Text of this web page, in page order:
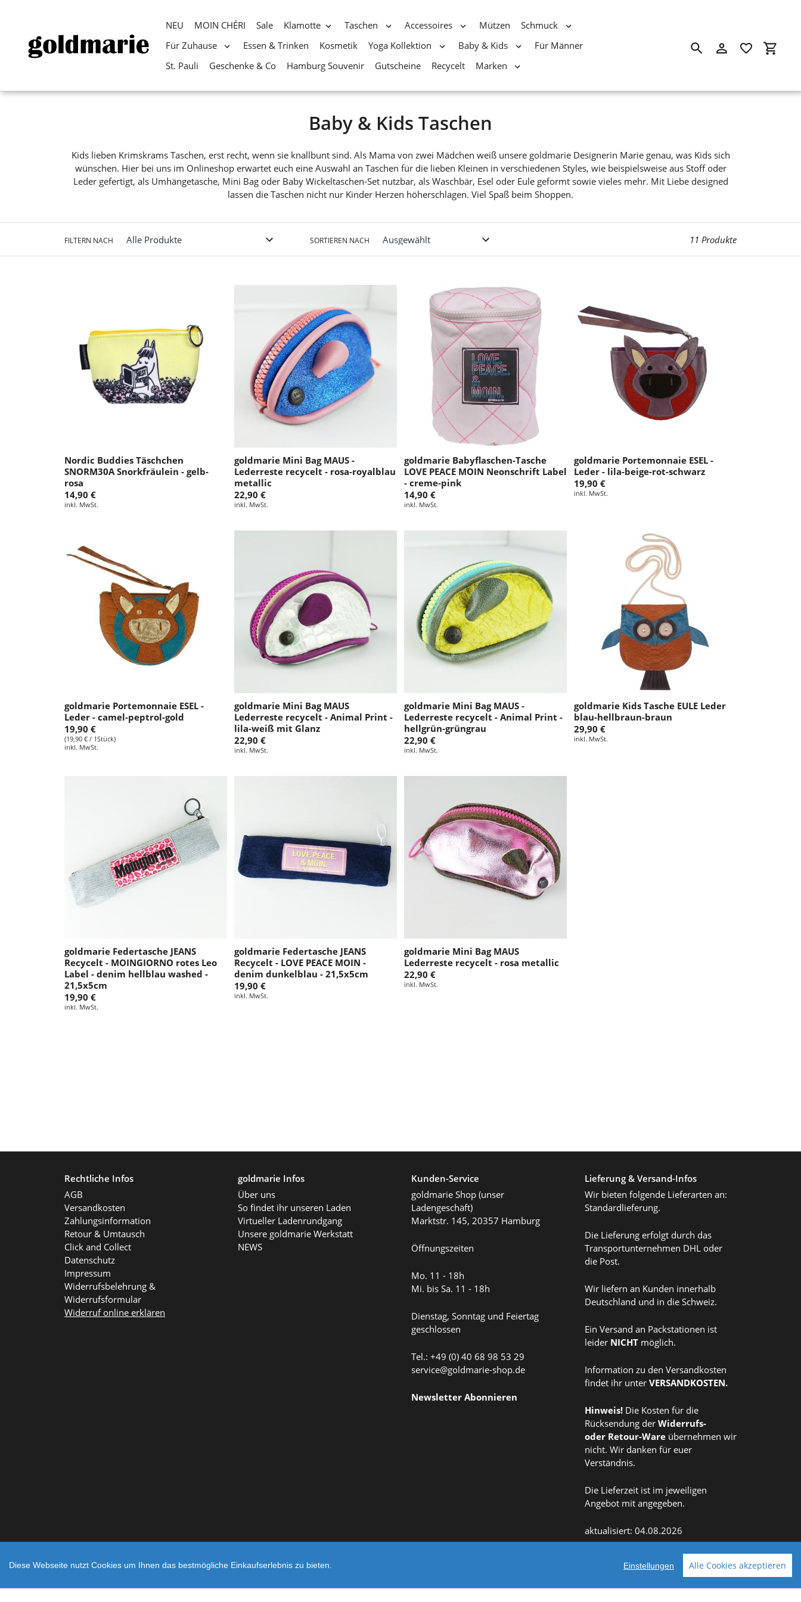
Direkt
NEU MOIN CHÉRI Sale Klamotte Taschen Accessoires Mützen
Schmuck
Für Zuhause
Essen & Trinken Kosmetik Yoga Kollektion Baby & Kids
Für Männer
St. Pauli
Geschenke & Co Hamburg Souvenir Gutscheine Recycelt Marken
SuchenEinloggen
S
m
m
u
n
Baby & Kids Taschen
Kids lieben Krimskrams Taschen, erst recht, wenn sie knallbunt sind. Als Mama von zwei Mädchen weiß unsere goldmarie Designerin Marie genau, was Kids sich
wünschen. Hier bei uns im Onlineshop erwartet euch eine Auswahl an Taschen für die lieben Kleinen in verschiedenen Styles, wie beispielsweise aus Stoff oder
Leder gefertigt, als Umhängetasche, Mini Bag oder Baby Wickeltaschen-Set nutzbar, als Waschbär, Esel oder Eule geformt sowie vieles mehr. Mit Liebe designed
lassen die Taschen nicht nur Kinder Herzen höherschlagen. Viel Spaß beim Shoppen.
FILTERN NACH SORTIEREN NACH 11 Produkte
Nordic Buddies Täschchen
SNORM30A Snorkfräulein - gelb-
rosa
14,90 €
inkl. MwSt.
goldmarie Mini Bag MAUS -
Lederreste recycelt - rosa-royalblau
metallic
22,90 €
inkl. MwSt.
goldmarie Babyflaschen-Tasche
LOVE PEACE MOIN Neonschrift Label
- creme-pink
14,90 €
inkl. MwSt.
goldmarie Portemonnaie ESEL -
Leder - lila-beige-rot-schwarz
19,90 €
inkl. MwSt.
goldmarie Portemonnaie ESEL -
Leder - camel-peptrol-gold
19,90 €
(19,90 € / 1Stück)
inkl. MwSt.
goldmarie Mini Bag MAUS
Lederreste recycelt - Animal Print -
lila-weiß mit Glanz
22,90 €
inkl. MwSt.
goldmarie Mini Bag MAUS -
Lederreste recycelt - Animal Print -
hellgrün-grüngrau
22,90 €
inkl. MwSt.
goldmarie Kids Tasche EULE Leder
blau-hellbraun-braun
29,90 €
inkl. MwSt.
goldmarie Federtasche JEANS
Recycelt - MOINGIORNO rotes Leo
Label - denim hellblau washed -
21,5x5cm
19,90 €
inkl. MwSt.
goldmarie Federtasche JEANS
Recycelt - LOVE PEACE MOIN -
denim dunkelblau - 21,5x5cm
19,90 €
inkl. MwSt.
goldmarie Mini Bag MAUS
Lederreste recycelt - rosa metallic
22,90 €
inkl. MwSt.
Rechtliche Infos
AGB
Versandkosten
Zahlungsinformation
Retour & Umtausch
Click and Collect
Datenschutz
Impressum
Widerrufsbelehrung &
Widerrufsformular
Widerruf online erklären
goldmarie Infos
Über uns
So findet ihr unseren Laden
Virtueller Ladenrundgang
Unsere goldmarie Werkstatt
NEWS
Kunden-Service
goldmarie Shop (unser
Ladengeschäft)
Marktstr. 145, 20357 Hamburg
Öffnungszeiten
Mo. 11 - 18h
Mi. bis Sa. 11 - 18h
Dienstag, Sonntag und Feiertag
geschlossen
Tel.: +49 (0) 40 68 98 53 29
service@goldmarie-shop.de
Newsletter Abonnieren
Lieferung & Versand-Infos
Wir bieten folgende Lieferarten an:
Standardlieferung.
Die Lieferung erfolgt durch das
Transportunternehmen DHL oder
die Post.
Wir liefern an Kunden innerhalb
Deutschland und in die Schweiz.
Ein Versand an Packstationen ist
leider NICHT möglich.
Information zu den Versandkosten
findet ihr unter VERSANDKOSTEN.
Hinweis! Die Kosten für die
Rücksendung der Widerrufs-
oder Retour-Ware übernehmen wir
nicht. Wir danken für euer
Verständnis.
Die Lieferzeit ist im jeweiligen
Angebot mit angegeben.
aktualisiert: 04.08.2026
Diese Webseite nutzt Cookies um Ihnen das bestmögliche Einkaufserlebnis zu bieten. Einstellungen Alle Cookies akzeptieren